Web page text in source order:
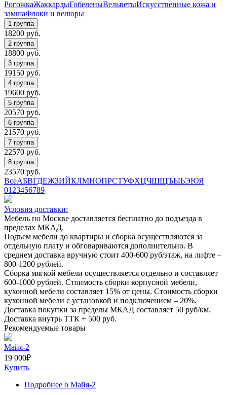
РогожкаЖаккардыГобеленыВельветыИскусственные кожа и
замшаФлоки и велюры
18200 руб.
18800 руб.
19150 руб.
19600 руб.
20570 руб.
21570 руб.
22570 руб.
23570 руб.
ВсеАБВГДЕЖЗИЙКЛМНОПРСТУФХЦЧШЩЪЫЬЭЮЯ
01 23456789
Условия доставки:
Мебель по Москве доставляется бесплатно до подъезда в
пределах МКАД.
Подъем мебели до квартиры и сборка осуществляются за
отдельную плату и обговариваются дополнительно. В
среднем доставка вручную стоит 400-600 руб/этаж, на лифте –
800-1200 рублей.
Сборка мягкой мебели осуществляется отдельно и составляет
600-1000 рублей. Стоимость сборки корпусной мебели,
кухонной мебели составляет 15% от цены. Стоимость сборки
кухонной мебели с установкой и подключением – 20%.
Доставка покупки за пределы МКАД составляет 50 руб/км.
Доставка внутрь ТТК + 500 руб.
Рекомендуемые товары
Майя-2
19 000₽
Купить
Подробнее о Майя-2